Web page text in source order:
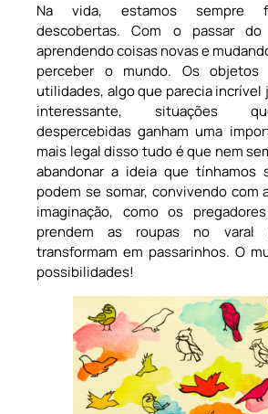
Na vida, estamos sempre
descobertas. Com o passar
aprendendo coisas novas e
perceber o mundo. Os objetos
utilidades, algo que parecia incrível
interessante, situações
despercebidas ganham uma
mais legal disso tudo é que nem
abandonar a ideia que tínhamos
podem se somar, convivendo com
imaginação, como os
prendem as roupas no
transformam em passarinhos. O
possibilidades!